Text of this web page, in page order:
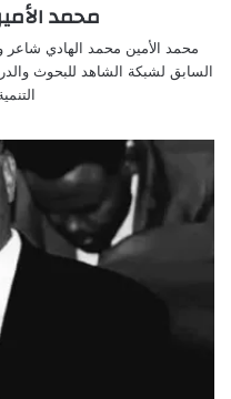
محمد
محمد الأمين محمد الهادي
السابق لشبكة الشاهد للبحوث